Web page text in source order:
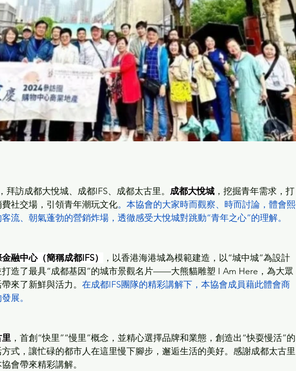
，拜訪成都大悅城、成都IFS、成都太古里。 成都大悅城 ，挖掘青年需求，打
社交場，引領青年潮玩文化。本協會的大家時而觀察、時而討論，體會熙
流、朝氣蓬勃的營銷炸場，透徹感受大悅城對跳動“青年之心”的理解。
融中心（簡稱成都IFS）
，以香港海港城為模範建造，以“城中城”為設計
造了最具“成都基因”的城市景觀名片——大熊貓雕塑 I Am Here，為大眾
來了新鮮與活力。 在成都IFS團隊的精彩講解下，本協會成員藉此體會商
展。
里 ，首創“快里”“慢里”概念，並精心選擇品牌和業態，創造出“快耍慢活”的
式，讓忙碌的都市人在這里慢下腳步，邂逅生活的美好。感謝成都太古里
會帶來精彩講解。